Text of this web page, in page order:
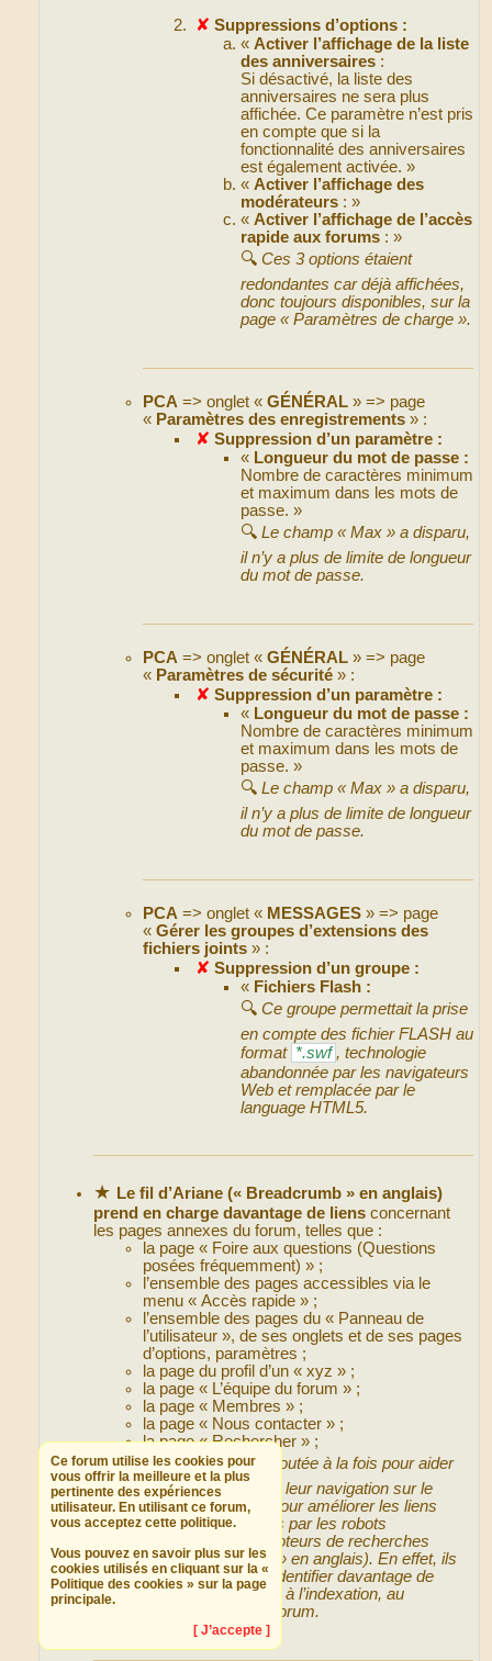
✘ Suppressions d’options :
« Activer l’affichage de la liste
des anniversaires:
Si désactivé, la liste des
anniversaires ne sera plus
affichée. Ce paramètre n’est pris
en compte que si la
fonctionnalité des anniversaires
est également activée. »
« Activer l’affichage des
modérateurs: »
« Activer l’affichage de l’accès
rapide aux forums: »
🔍 Ces 3 options étaient
redondantes car déjà affichées,
donc toujours disponibles, sur la
page « Paramètres de charge ».
PCA => onglet « GÉNÉRAL» => page
« Paramètres des enregistrements» :
✘ Suppression d’un paramètre :
« Longueur du mot de passe :
Nombre de caractères minimum
et maximum dans les mots de
passe. »
🔍 Le champ « Max » a disparu,
il n’y a plus de limite de longueur
du mot de passe.
PCA => onglet « GÉNÉRAL» => page
« Paramètres de sécurité» :
✘ Suppression d’un paramètre :
« Longueur du mot de passe :
Nombre de caractères minimum
et maximum dans les mots de
passe. »
🔍 Le champ « Max » a disparu,
il n’y a plus de limite de longueur
du mot de passe.
PCA => onglet « MESSAGES» => page
« Gérer les groupes d’extensions des
fichiers joints» :
✘ Suppression d’un groupe :
« Fichiers Flash :
🔍 Ce groupe permettait la prise
en compte des fichier FLASH au
format *.swf , technologie
abandonnée par les navigateurs
Web et remplacée par le
language HTML5.
★ Le fil d’Ariane (« Breadcrumb » en anglais)
prend en charge davantage de liens concernant
les pages annexes du forum, telles que :
la page « Foire aux questions (Questions
posées fréquemment) » ;
l’ensemble des pages accessibles via le
menu « Accès rapide » ;
l’ensemble des pages du « Panneau de
l’utilisateur », de ses onglets et de ses pages
d’options, paramètres ;
la page du profil d’un « xyz » ;
la page « L’équipe du forum » ;
la page « Membres » ;
la page « Nous contacter » ;
la page « Rechercher » ;
🔍Fonctionnalité ajoutée à la fois pour aider
les visiteurs lors de leur navigation sur le
forum mais aussi pour améliorer les liens
référencés, indexés par les robots
d’indexation des moteurs de recherches
(« Search engines » en anglais). En effet, ils
seront capables d’identifier davantage de
pages utiles ou non à l’indexation, au
référencement du forum.
Ce forum utilise les cookies pour
vous offrir la meilleure et la plus
pertinente des expériences
utilisateur. En utilisant ce forum,
vous acceptez cette politique.
Vous pouvez en savoir plus sur les
cookies utilisés en cliquant sur la «
Politique des cookies » sur la page
principale.
[ J’accepte ]